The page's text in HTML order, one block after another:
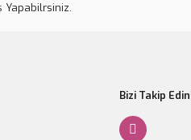
Yapabilrsiniz.
Bizi Takip